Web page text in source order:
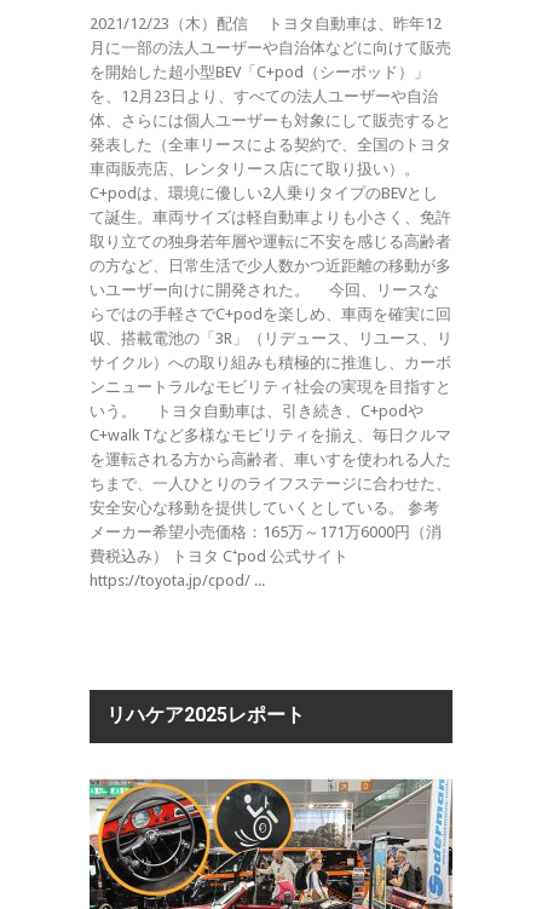
2021/12/23（木）配信 トヨタ自動車は、昨年12
月に一部の法人ユーザーや自治体などに向けて販売
を開始した超小型BEV「C+pod（シーポッド）」
を、12月23日より、すべての法人ユーザーや自治
体、さらには個人ユーザーも対象にして販売すると
発表した（全車リースによる契約で、全国のトヨタ
車両販売店、レンタリース店にて取り扱い）。
C+podは、環境に優しい2人乗りタイプのBEVとし
て誕生。車両サイズは軽自動車よりも小さく、免許
取り立ての独身若年層や運転に不安を感じる高齢者
の方など、日常生活で少人数かつ近距離の移動が多
いユーザー向けに開発された。 今回、リースな
らではの手軽さでC+podを楽しめ、車両を確実に回
収、搭載電池の「3R」（リデュース、リユース、リ
サイクル）への取り組みも積極的に推進し、カーボ
ンニュートラルなモビリティ社会の実現を目指すと
いう。 トヨタ自動車は、引き続き、C+podや
C+walk Tなど多様なモビリティを揃え、毎日クルマ
を運転される方から高齢者、車いすを使われる人た
ちまで、一人ひとりのライフステージに合わせた、
安全安心な移動を提供していくとしている。 参考
メーカー希望小売価格：165万～171万6000円（消
費税込み） トヨタ C⁺pod 公式サイト
https://toyota.jp/cpod/ ...
リハケア2025レポート